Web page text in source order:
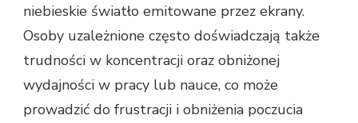
niebieskie światło emitowane przez ekrany.
Osoby uzależnione często doświadczają także
trudności w koncentracji oraz obniżonej
wydajności w pracy lub nauce, co może
prowadzić do frustracji i obniżenia poczucia